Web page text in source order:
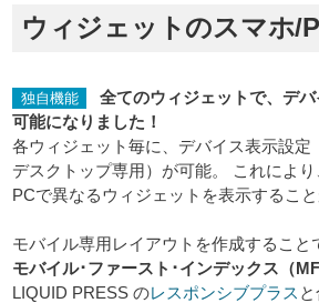
ウィジェットのスマホ/
独自機能
全てのウィジェットで、デ
可能になりました！
各ウィジェット毎に、デバイス表示設定
デスクトップ専用）が可能。 これによ
PCで異なるウィジェットを表示すること
モバイル専用レイアウトを作成すること
モバイル･ファースト･インデックス（
LIQUID PRESS のレスポンシブプラス